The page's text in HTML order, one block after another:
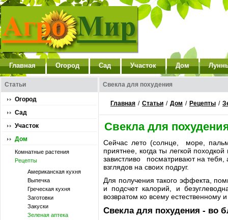
Главная Огород Сад Участок Дом
Статьи
Огород
Сад
Участок
Дом
Комнатные растения
Рецепты
Американская кухня
Выпечка
Греческая кухня
Заготовки
Закуски
Зеленая аптека
Свекла для похудения
Главная / Статьи / Дом / Рецепты /
Свекла для
Сейчас лето (солнце, море,
приятнее, когда ты легкой
завистливо посматривают на тебя,
взглядов на своих подруг.
Для получения такого эффекта,
и подсчет калорий, и
возвратом ко всему
Свекла для похудения - во